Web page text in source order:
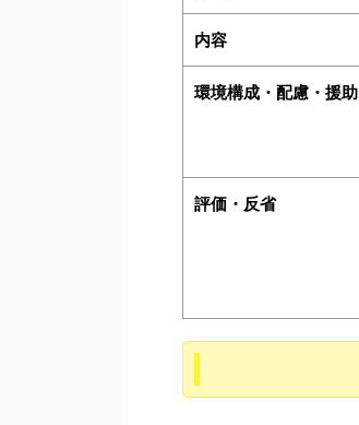
内容
環境構成・配慮・援助
評価・反省